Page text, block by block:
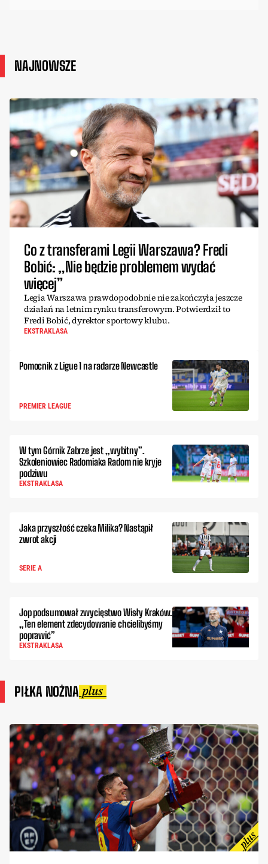
NAJNOWSZE
Co z transferami Legii Warszawa? Fredi
Bobić: „Nie będzie problemem wydać
więcej”
Legia Warszawa prawdopodobnie nie zakończyła jeszcze
działań na letnim rynku transferowym. Potwierdził to
Fredi Bobić, dyrektor sportowy klubu.
EKSTRAKLASA
Pomocnik z Ligue 1 na radarze Newcastle
PREMIER LEAGUE
W tym Górnik Zabrze jest „wybitny”.
Szkoleniowiec Radomiaka Radom nie kryje
podziwu
EKSTRAKLASA
Jaka przyszłość czeka Milika? Nastąpił
zwrot akcji
SERIE A
Jop podsumował zwycięstwo Wisły Kraków.
„Ten element zdecydowanie chcielibyśmy
poprawić”
EKSTRAKLASA
PIŁKA NOŻNA